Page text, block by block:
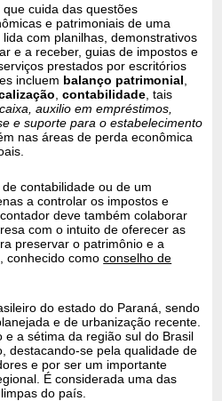
cuida das questões
e patrimoniais de uma
com planilhas, demonstrativos
e a receber, guias de impostos e
prestados por escritórios
incluem balanço patrimonial
,contabilidade , tais
auxilio em empréstimos,
e suporte para o estabelecimento
nas áreas de perda econômica
contabilidade ou de um
a controlar os impostos e
deve também colaborar
com o intuito de oferecer as
preservar o patrimônio e a
conhecido comoconselho de
do estado do Paraná, sendo
e de urbanização recente.
e a sétima da região sul do Brasil
destacando-se pela qualidade de
e por ser um importante
É considerada uma das
do país.